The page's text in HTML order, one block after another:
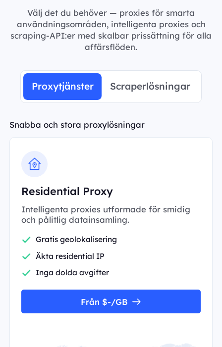
Välj det du behöver — proxies för smarta
användningsområden, intelligenta proxies och
scraping-API:er med skalbar prissättning för alla
affärsflöden.
Proxytjänster Scraperlösningar
Snabba och stora proxylösningar
Residential Proxy
Intelligenta proxies utformade för smidig
och pålitlig datainsamling.
Gratis geolokalisering
Äkta residential IP
Inga dolda avgifter
Från $-/GB